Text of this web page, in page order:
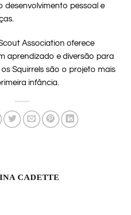
desenvolvimento pessoal e
Association oferece
aprendizado e diversão para
Squirrels são o projeto mais
infância.
CADETTE